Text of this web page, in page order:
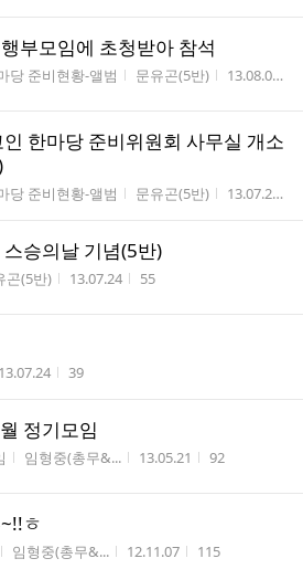
부모임에 초청받아 참석
당 준비현황-앨범 작성자
문유곤(5반) 작성시간
13.08.09
한마당 준비위원회 사무실 개소
당 준비현황-앨범 작성자
문유곤(5반) 작성시간
13.07.25
승의날 기념(5반)
자
곤(5반) 작성시간
13.07.24 조회수
55
작성시간
13.07.24 조회수
39
정기모임
작성자
임형중(총무&... 작성시간
13.05.21 조회수
92
ㅎ
작성자
임형중(총무&... 작성시간
12.11.07 조회수
115